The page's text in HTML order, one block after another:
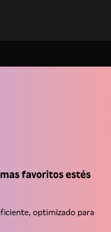
favoritos estés
optimizado para